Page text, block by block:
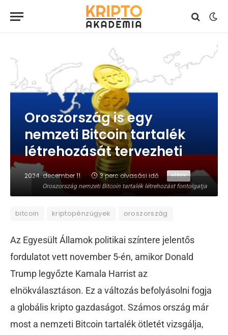
Oroszország nemzeti Bitcoin tartalék létrehozást fontolgatja
Oroszország is egy
nemzeti Bitcoin tartalék
létrehozását tervezheti
2024. december 11. 3 perc olvasási idő HÍREK
bitcoin kriptopénzügyek oroszország
Az Egyesült Államok politikai színtere jelentős
fordulatot vett november 5-én, amikor Donald
Trump legyőzte Kamala Harrist az
elnökválasztáson. Ez a változás befolyásolni fogja
a globális kripto gazdaságot. Számos ország már
most a nemzeti Bitcoin tartalék ötletét vizsgálja,